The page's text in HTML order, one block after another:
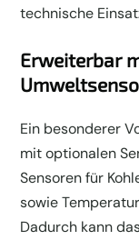
technische
Erweiterbar
Ein besonderer
mit optionalen
Sensoren für
sowie
Dadurch kann